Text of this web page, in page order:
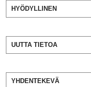
HYÖDYLLINEN
UUTTA TIETOA
YHDENTEKEVÄ